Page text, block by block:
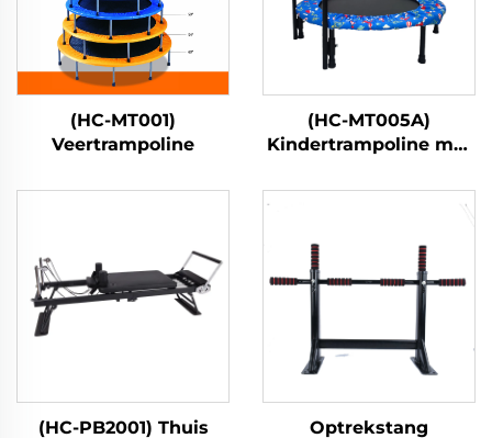
(HC-MT001)
Veertrampoline
(HC-MT005A)
Kindertrampoline met
(HC-PB2001) Thuis Optrekstang